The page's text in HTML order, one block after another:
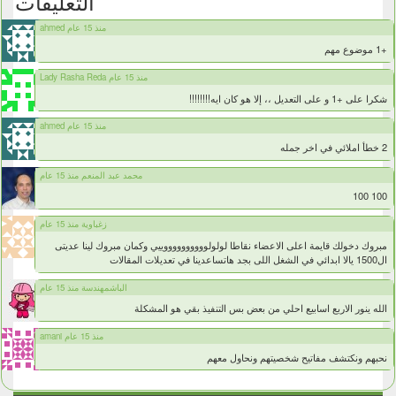
ahmed منذ 15 عام
+1 موضوع مهم
Lady Rasha Reda منذ 15 عام
شكرا على +1 و على التعديل ،، إلا هو كان ايه!!!!!!!!
ahmed منذ 15 عام
2 خطأ املائي في اخر جمله
محمد عبد المنعم منذ 15 عام
100 100
زغباوية منذ 15 عام
مبروك دخولك قايمة اعلى الاعضاء نقاطا لولولووووووووووييي وكمان مبروك لينا عديتى
ال1500 يالا ابدائي في الشغل اللى بجد هاتساعدينا في تعديلات المقالات
الباشمهندسة منذ 15 عام
الله ينور الاربع اسابيع احلي من بعض بس التنفيذ بقي هو المشكلة
amani منذ 15 عام
نحبهم ونكتشف مفاتيح شخصيتهم ونحاول معهم